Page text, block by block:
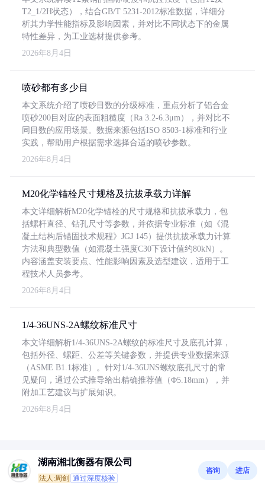
T2_1/2H状态），结合GB/T 5231-2012标准数据，详细分
析其力学性能指标及影响因素，并对比不同状态下的金属
特性差异，为工业选材提供参考。
2026年8月4日
喷砂都有多少目
本文系统介绍了喷砂目数的分级标准，重点分析了铝合金
喷砂200目对应的表面粗糙度（Ra 3.2-6.3μm），并对比不
同目数的应用场景。数据来源包括ISO 8503-1标准和行业
实践，帮助用户根据需求选择合适的喷砂参数。
2026年8月4日
M20化学锚栓尺寸规格及抗拔承载力详解
本文详细解析M20化学锚栓的尺寸规格和抗拔承载力，包
括螺杆直径、钻孔尺寸等参数，并依据专业标准（如《混
凝土结构后锚固技术规程》JGJ 145）提供抗拔承载力计算
方法和典型数值（如混凝土强度C30下设计值约80kN）。
内容涵盖安装要点、性能影响因素及选型建议，适用于工
程技术人员参考。
2026年8月4日
1/4-36UNS-2A螺纹标准尺寸
本文详细解析1/4-36UNS-2A螺纹的标准尺寸及底孔计算，
包括外径、螺距、公差等关键参数，并提供专业数据来源
（ASME B1.1标准）。针对1/4-36UNS螺纹底孔尺寸的常
见疑问，通过公式推导给出精确推荐值（Φ5.18mm），并
附加工艺建议与扩展知识。
2026年8月4日
湖南湘北衡器有限公司
法人:周剑 通过深度核验
咨询 进店